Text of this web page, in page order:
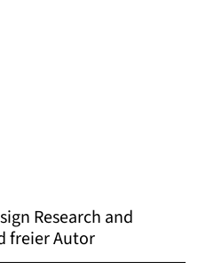
Research and
freier Autor